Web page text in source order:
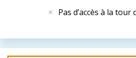
Pas d’accès à la tour